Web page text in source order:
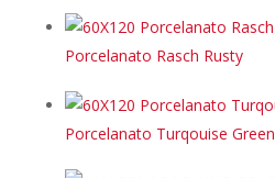
Porcelanato Rasch Rusty
Porcelanato Turqouise Green